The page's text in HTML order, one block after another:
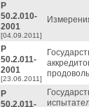
Р
50.2.010-
2001
[04.09.2011]
Р
50.2.011-
2001
[23.06.2011]
Р
50.2.011-